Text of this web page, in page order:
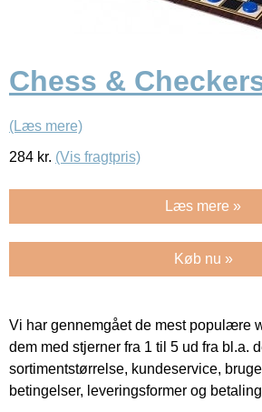
Chess &
(Læs mere)
284 kr. (Vis fragtpris)
Læs mere »
Køb nu »
Vi har gennemgået de mest populære
dem med stjerner fra 1 til 5 ud fra bl.a.
sortimentstørrelse, kundeservice,
betingelser, leveringsformer og